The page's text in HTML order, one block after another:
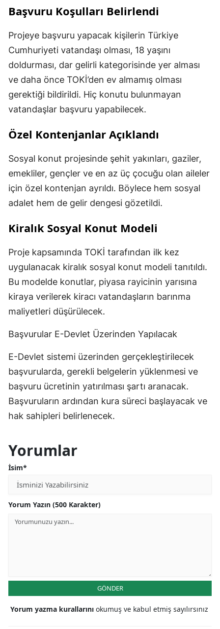
Başvuru Koşulları Belirlendi
Projeye başvuru yapacak kişilerin Türkiye
Cumhuriyeti vatandaşı olması, 18 yaşını
doldurması, dar gelirli kategorisinde yer alması
ve daha önce TOKİ’den ev almamış olması
gerektiği bildirildi. Hiç konutu bulunmayan
vatandaşlar başvuru yapabilecek.
Özel Kontenjanlar Açıklandı
Sosyal konut projesinde şehit yakınları, gaziler,
emekliler, gençler ve en az üç çocuğu olan aileler
için özel kontenjan ayrıldı. Böylece hem sosyal
adalet hem de gelir dengesi gözetildi.
Kiralık Sosyal Konut Modeli
Proje kapsamında TOKİ tarafından ilk kez
uygulanacak kiralık sosyal konut modeli tanıtıldı.
Bu modelde konutlar, piyasa rayicinin yarısına
kiraya verilerek kiracı vatandaşların barınma
maliyetleri düşürülecek.
Başvurular E-Devlet Üzerinden Yapılacak
E-Devlet sistemi üzerinden gerçekleştirilecek
başvurularda, gerekli belgelerin yüklenmesi ve
başvuru ücretinin yatırılması şartı aranacak.
Başvuruların ardından kura süreci başlayacak ve
hak sahipleri belirlenecek.
Yorumlar
İsim*
Yorum Yazın (500 Karakter)
GÖNDER
Yorum yazma kurallarını okumuş ve kabul etmiş sayılırsınız